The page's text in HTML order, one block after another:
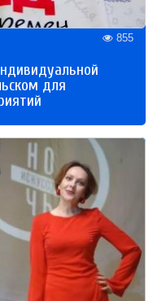
855
для